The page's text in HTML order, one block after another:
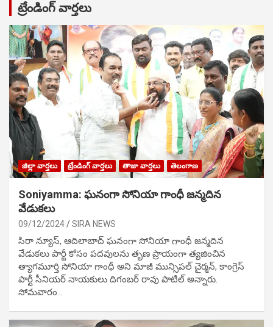
ట్రేండింగ్ వార్తలు
జిల్లా వార్తలు ట్రేండింగ్ వార్తలు తాజా వార్తలు తెలంగాణ
Soniyamma: ఘ‌నంగా సోనియా గాంధీ జ‌న్మ‌దిన
వేడుక‌లు
09/12/2024 SIRA NEWS
సిరా న్యూస్, ఆదిలాబాద్ ఘ‌నంగా సోనియా గాంధీ జ‌న్మ‌దిన
వేడుక‌లు పార్టీ కోసం ప‌ద‌వుల‌ను తృణ ప్రాయంగా త్య‌జించిన
త్యాగమూర్తి సోనియా గాంధీ అని మాజీ మున్సిప‌ల్ చైర్మ‌న్, కాంగ్రెస్
పార్టీ సీనియ‌ర్ నాయ‌కులు దిగంబ‌ర్ రావు పాటిల్ అన్నారు.
సోమవారం…